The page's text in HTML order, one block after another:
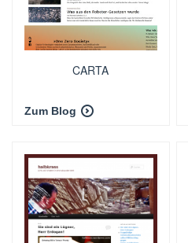
CARTA
Zum Blog